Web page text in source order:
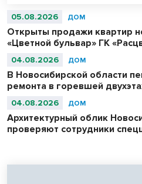
05.08.2026 ДОМ
Открыты продажи квартир
«Цветной бульвар» ГК
04.08.2026 ДОМ
В Новосибирской области
ремонта в горевшей
04.08.2026 ДОМ
Архитектурный облик
проверяют сотрудники